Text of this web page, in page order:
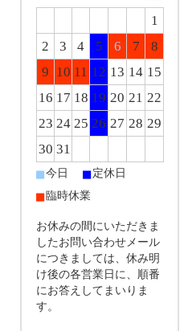
1
2
3 4 5 6 7
8
9 10 11 12 13 14 15
16 17 18 19 20 21 22
23 24 25 26 27 28 29
30 31
■今日 ■定休日
■臨時休業
お休みの間にいただきま
したお問い合わせメール
につきましては、休み明
け後の各営業日に、順番
にお答えしてまいりま
す。